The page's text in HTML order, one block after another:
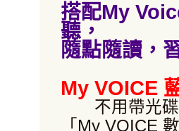
搭配My
聽，
隨點隨讀，
My VOICE
不用帶光碟
「My VOICE